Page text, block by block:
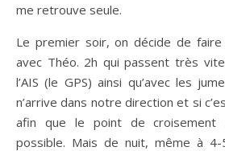
me retrouve seule.
Le premier soir, on décide de
avec Théo. 2h qui passent très
l’AIS (le GPS) ainsi qu’avec les
n’arrive dans notre direction et si
afin que le point de croisement
possible. Mais de nuit, même à